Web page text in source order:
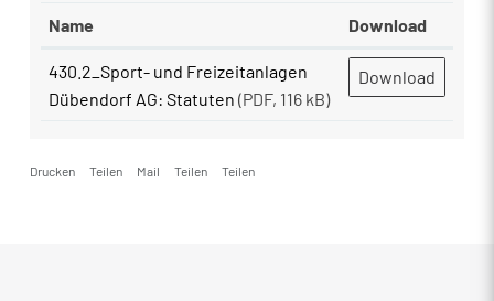
Name Download
430.2_Sport- und Freizeitanlagen
Dübendorf AG: Statuten (PDF, 116 kB)
Download
Drucken Teilen Mail Teilen Teilen